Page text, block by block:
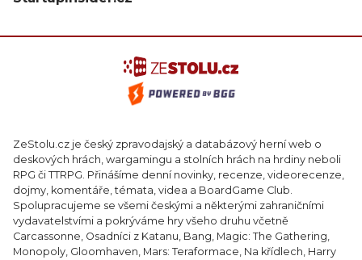
ZeStolu.cz je český zpravodajský a databázový herní web o
deskových hrách, wargamingu a stolních hrách na hrdiny neboli
RPG či TTRPG. Přinášíme denní novinky, recenze, videorecenze,
dojmy, komentáře, témata, videa a BoardGame Club.
Spolupracujeme se všemi českými a některými zahraničními
vydavatelstvími a pokrýváme hry všeho druhu včetně
Carcassonne, Osadníci z Katanu, Bang, Magic: The Gathering,
Monopoly, Gloomhaven, Mars: Teraformace, Na křídlech, Harry